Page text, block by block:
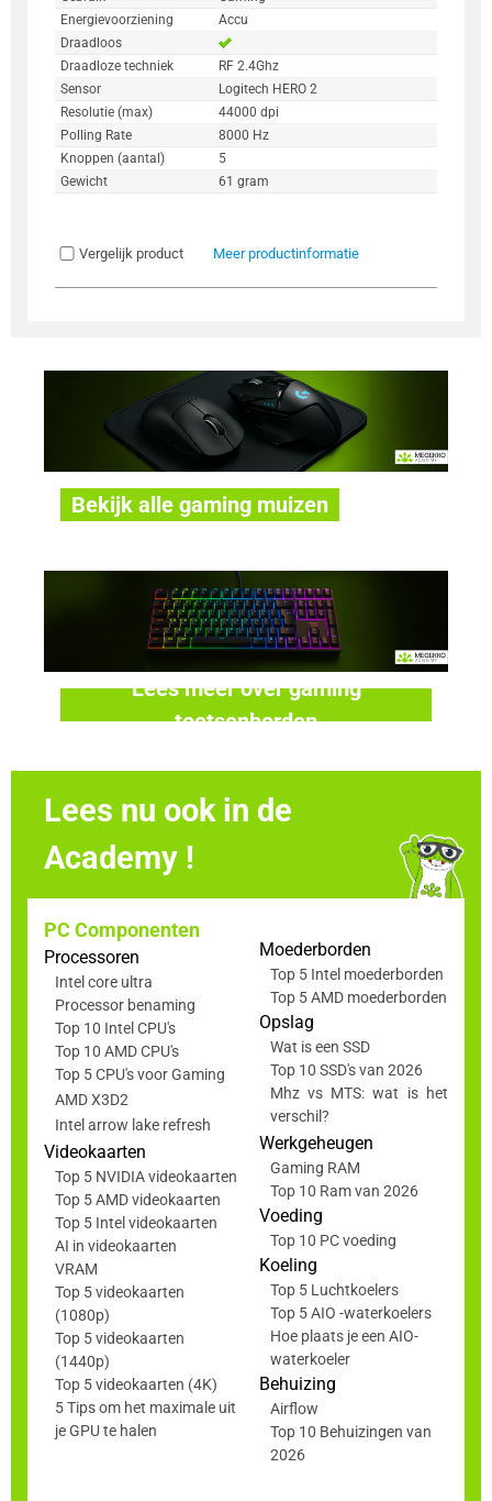
Energievoorziening
Accu
Draadloos
Draadloze techniek
RF 2.4Ghz
Sensor
Logitech HERO 2
Resolutie (max)
44000 dpi
Polling Rate
8000 Hz
Knoppen (aantal)
5
Gewicht
61 gram
Vergelijk product Meer productinformatie
Bekijk alle gaming muizen
Lees meer over gaming
toetsenborden
Lees nu ook in de
Academy !
PC Componenten
Processoren
Intel core ultra
Processor benaming
Top 10 Intel CPU's
Top 10 AMD CPU's
Top 5 CPU's voor Gaming
AMD X3D2
Intel arrow lake refresh
Videokaarten
Top 5 NVIDIA videokaarten
Top 5 AMD videokaarten
Top 5 Intel videokaarten
AI in videokaarten
VRAM
Top 5 videokaarten
(1080p)
Top 5 videokaarten
(1440p)
Top 5 videokaarten (4K)
5 Tips om het maximale uit
je GPU te halen
Moederborden
Top 5 Intel moederborden
Top 5 AMD moederborden
Opslag
Wat is een SSD
Top 10 SSD's van 2026
Mhz vs MTS: wat is het
verschil?
Werkgeheugen
Gaming RAM
Top 10 Ram van 2026
Voeding
Top 10 PC voeding
Koeling
Top 5 Luchtkoelers
Top 5 AIO -waterkoelers
Hoe plaats je een AIO-
waterkoeler
Behuizing
Airflow
Top 10 Behuizingen van
2026